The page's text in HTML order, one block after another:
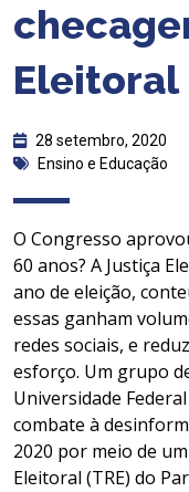
Eleitoral
28 setembro, 2020
Ensino e Educação
O Congresso
60 anos? A Justiça
ano de eleição,
essas ganham
redes sociais, e
esforço. Um grupo
Universidade
combate à
2020 por meio de
Eleitoral (TRE) do